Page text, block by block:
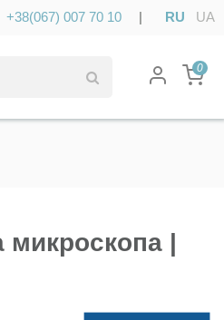
+38(067) 007 70 10 | RU UA
0
микроскопа |